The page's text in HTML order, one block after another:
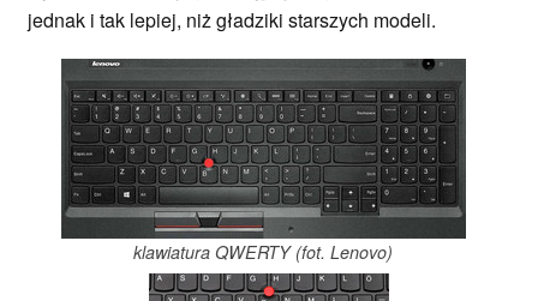
jednak i tak lepiej, niż gładziki starszych modeli.
klawiatura QWERTY (fot. Lenovo)